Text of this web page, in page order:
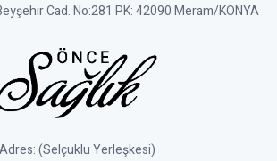
Cad. No:281 PK: 42090 Meram/KONYA
Adres: (Selçuklu Yerleşkesi)